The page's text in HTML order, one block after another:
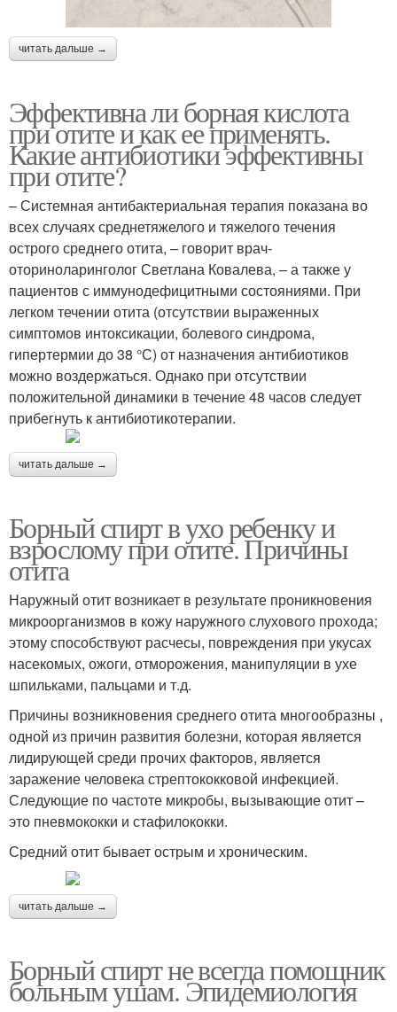
читать дальше →
Эффективна ли борная кислота
при отите и как ее применять.
Какие антибиотики эффективны
при отите?
– Системная антибактериальная терапия показана во
всех случаях среднетяжелого и тяжелого течения
острого среднего отита, – говорит врач-
оториноларинголог Светлана Ковалева, – а также у
пациентов с иммунодефицитными состояниями. При
легком течении отита (отсутствии выраженных
симптомов интоксикации, болевого синдрома,
гипертермии до 38 °С) от назначения антибиотиков
можно воздержаться. Однако при отсутствии
положительной динамики в течение 48 часов следует
прибегнуть к антибиотикотерапии.
читать дальше →
Борный спирт в ухо ребенку и
взрослому при отите. Причины
отита
Наружный отит возникает в результате проникновения
микроорганизмов в кожу наружного слухового прохода;
этому способствуют расчесы, повреждения при укусах
насекомых, ожоги, отморожения, манипуляции в ухе
шпильками, пальцами и т.д.
Причины возникновения среднего отита многообразны ,
одной из причин развития болезни, которая является
лидирующей среди прочих факторов, является
заражение человека стрептококковой инфекцией.
Следующие по частоте микробы, вызывающие отит –
это пневмококки и стафилококки.
Средний отит бывает острым и хроническим.
читать дальше →
Борный спирт не всегда помощник
больным ушам. Эпидемиология